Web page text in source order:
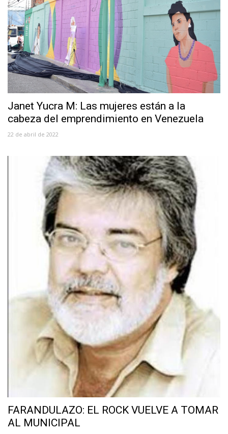
Janet Yucra M: Las mujeres están a la
cabeza del emprendimiento en Venezuela
22 de abril de 2022
FARANDULAZO: EL ROCK VUELVE A TOMAR
AL MUNICIPAL